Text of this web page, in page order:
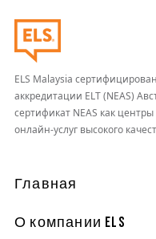
ELS Malaysia
аккредитации ELT (NEAS)
сертификат NEAS как
онлайн-услуг высокого
Основная навигация
Главная
О компании ELS